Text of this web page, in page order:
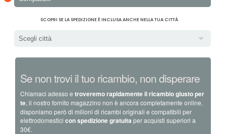
SCOPRI SE LA SPEDIZIONE È INCLUSA ANCHE NELLA TUA CITTÀ
Scegli città
Se non trovi il tuo ricambio, non disperare
Chiamaci adesso e troveremo rapidamente il ricambio giusto per
te, il nostro fornito magazzino non è ancora completamente online,
disponiamo però di milioni di ricambi originali e compatibili per
elettrodomestici con spedizione gratuita per acquisti superiori a
30€.